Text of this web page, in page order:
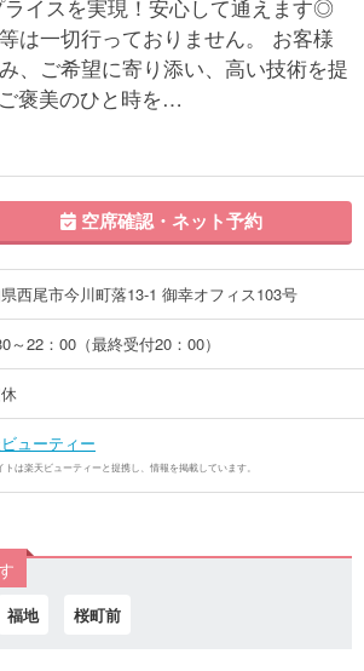
イスを実現！安心して通えます◎
は一切行っておりません。 お客様
、ご希望に寄り添い、高い技術を提
褒美のひと時を…
空席確認・ネット予約
西尾市今川町落13-1 御幸オフィス103号
～22：00（最終受付20：00）
ューティー
トは楽天ビューティーと提携し、情報を掲載しています。
福地 桜町前